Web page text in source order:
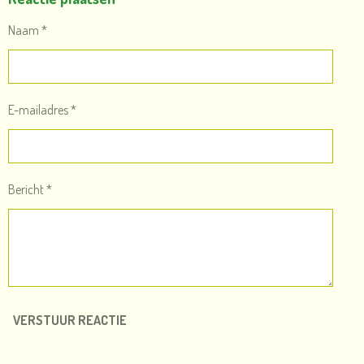
N
E
N
Naam *
E-mailadres *
Bericht *
VERSTUUR REACTIE